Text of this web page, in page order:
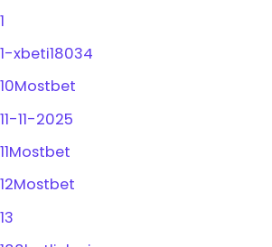
1
1-xbeti18034
10Mostbet
11-11-2025
11Mostbet
12Mostbet
13